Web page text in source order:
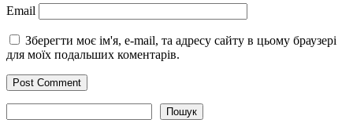
Email
Зберегти моє ім'я, e-mail, та адресу сайту в цьому браузері
для моїх подальших коментарів.
Пошук